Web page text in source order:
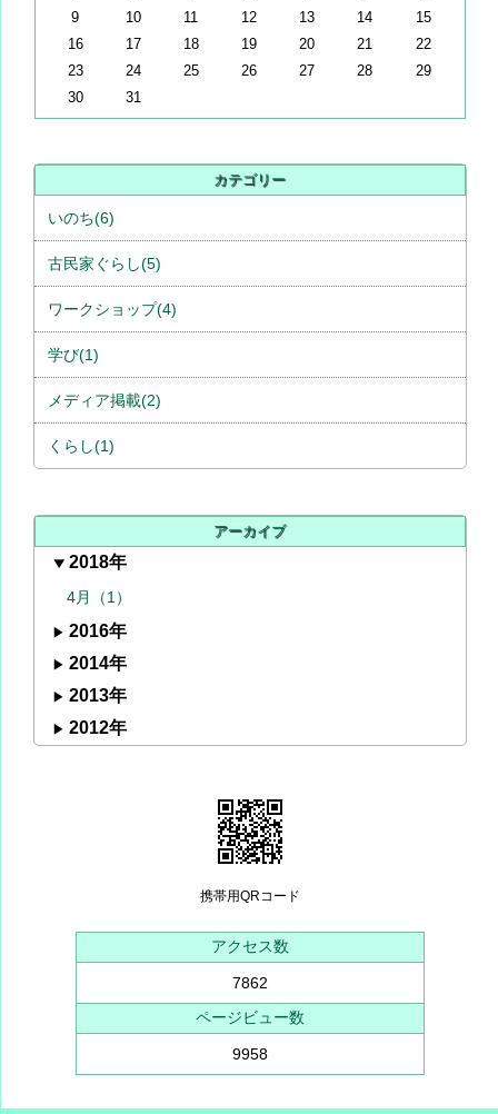
9
10 11 12 13 14
15
16
17 18 19 20 21
22
23
24 25 26 27 28
29
30
31
カテゴリー
いのち(6)
古民家ぐらし(5)
ワークショップ(4)
学び(1)
メディア掲載(2)
くらし(1)
アーカイブ
2018年
4月（1）
2016年
2014年
2013年
2012年
携帯用QRコード
アクセス数
7862
ページビュー数
9958